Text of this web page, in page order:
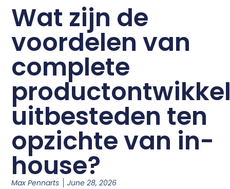
Wat zijn de
voordelen van
complete
uitbesteden ten
opzichte van in-
house?
Max Pennarts June 28, 2026